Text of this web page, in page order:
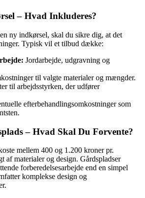
– Hvad Inkluderes?
ny indkørsel, skal du sikre dig, at det
Typisk vil et tilbud dække:
Jordarbejde, udgravning og
til valgte materialer og mængder.
til arbejdsstyrken, der udfører
efterbehandlingsomkostninger som
– Hvad Skal Du Forvente?
mellem 400 og 1.200 kroner pr.
af materialer og design. Gårdspladser
forberedelsesarbejde end en simpel
komplekse design og